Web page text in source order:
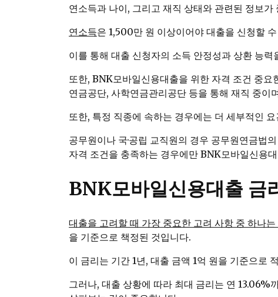
연소득과 나이, 그리고 재직 상태와 관련된 정보가
연소득은 1,500만 원 이상이어야 대출을 신청할
이를 통해 대출 신청자의 소득 안정성과 상환 능력
또한, BNK모바일신용대출을 위한 자격 조건 중
연금공단, 사학연금관리공단 등을 통해 재직 중이
또한, 특정 직종에 속하는 경우에는 더 세부적인
공무원이나 국·공립 교직원의 경우 공무원연금법
자격 조건을 충족하는 경우에만 BNK모바일신용
BNK모바일신용대출 금
대출을 고려할 때 가장 중요한 고려 사항 중 하나
을 기준으로 책정된 것입니다.
이 금리는 기간 1년, 대출 금액 1억 원을 기준으로
그러나, 대출 상황에 따라 최대 금리는 연 13.06%